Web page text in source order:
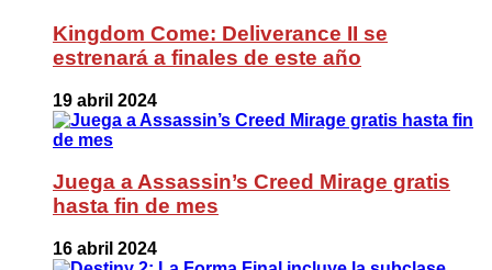
Kingdom Come: Deliverance II se
estrenará a finales de este año
19 abril 2024
Juega a Assassin’s Creed Mirage gratis
hasta fin de mes
16 abril 2024